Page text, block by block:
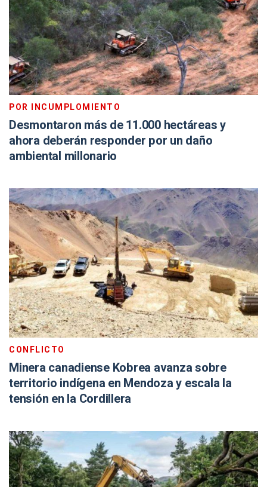
POR INCUMPLOMIENTO
Desmontaron más de 11.000 hectáreas y
ahora deberán responder por un daño
ambiental millonario
CONFLICTO
Minera canadiense Kobrea avanza sobre
territorio indígena en Mendoza y escala la
tensión en la Cordillera